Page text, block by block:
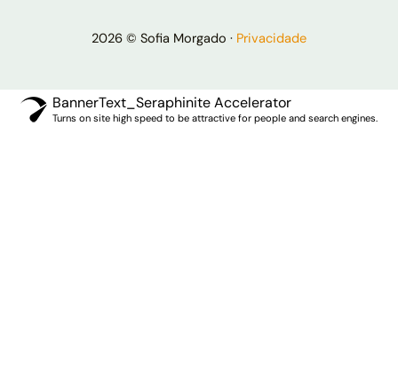
2026 © Sofia Morgado · Privacidade
BannerText_Seraphinite Accelerator
Turns on site high speed to be attractive for people and search engines.